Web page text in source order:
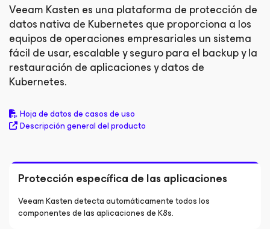
Veeam Kasten es una plataforma de protección de
datos nativa de Kubernetes que proporciona a los
equipos de operaciones empresariales un sistema
fácil de usar, escalable y seguro para el backup y la
restauración de aplicaciones y datos de
Kubernetes.
Hoja de datos de casos de uso
Descripción general del producto
Protección específica de las aplicaciones
Veeam Kasten detecta automáticamente todos los
componentes de las aplicaciones de K8s.